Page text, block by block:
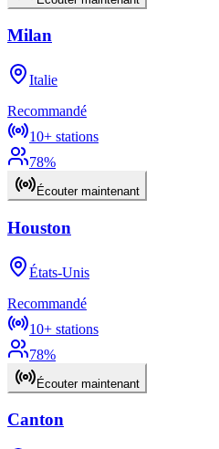
Milan
Italie
Recommandé
10+ stations
78%
Écouter maintenant
Houston
États-Unis
Recommandé
10+ stations
78%
Écouter maintenant
Canton